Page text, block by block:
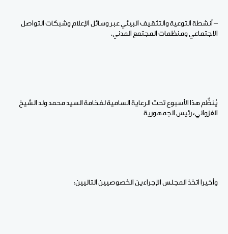
– أنشطة التوعية والتثقيف البيئي عبر وسائل الإعلام وشبكات التواصل
الاجتماعي ومنظمات المجتمع المدني.
يُنظَّم هذا الأسبوع تحت الرعاية السامية لفخامة السيد محمد ولد الشيخ
الغزواني، رئيس الجمهورية
وأخيرا اتخذ المجلس الإجراءين الخصوصيين التاليين: